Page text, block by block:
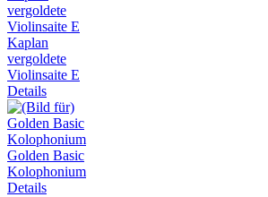
Kaplan
vergoldete
Violinsaite E
Details
Golden Basic
Kolophonium
Details